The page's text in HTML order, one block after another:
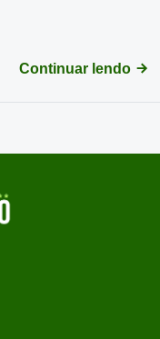
Continuar lendo